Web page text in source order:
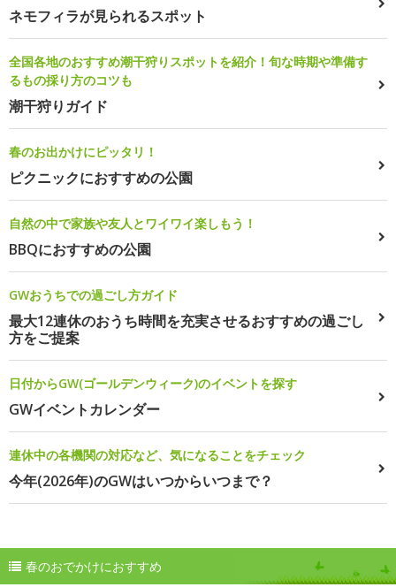
ネモフィラが見られるスポット
全国各地のおすすめ潮干狩りスポットを紹介！旬な時期や準備す
るもの採り方のコツも
潮干狩りガイド
春のお出かけにピッタリ！
ピクニックにおすすめの公園
自然の中で家族や友人とワイワイ楽しもう！
BBQにおすすめの公園
GWおうちでの過ごし方ガイド
最大12連休のおうち時間を充実させるおすすめの過ごし
方をご提案
日付からGW(ゴールデンウィーク)のイベントを探す
GWイベントカレンダー
連休中の各機関の対応など、気になることをチェック
今年(2026年)のGWはいつからいつまで？
春のおでかけにおすすめ